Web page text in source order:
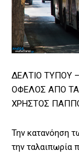
ΔΕΛΤΙΟ ΤΥΠΟΥ
ΟΦΕΛΟΣ ΑΠΟ ΤΑ
ΧΡΗΣΤΟΣ
Την κατανόηση
την ταλαιπωρία